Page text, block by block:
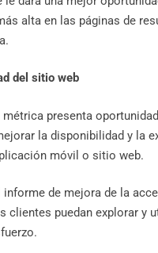
alta en las páginas de
del sitio web
presenta
la disponibilidad y la
móvil o sitio web.
de mejora de la
clientes puedan explorar y